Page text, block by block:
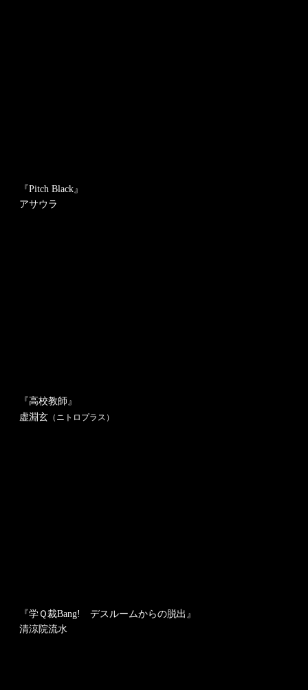
『Pitch Black』
アサウラ
『高校教師』
虚淵玄 （ニトロプラス）
『学Ｑ裁Bang! デスルームからの脱出』
清涼院流水